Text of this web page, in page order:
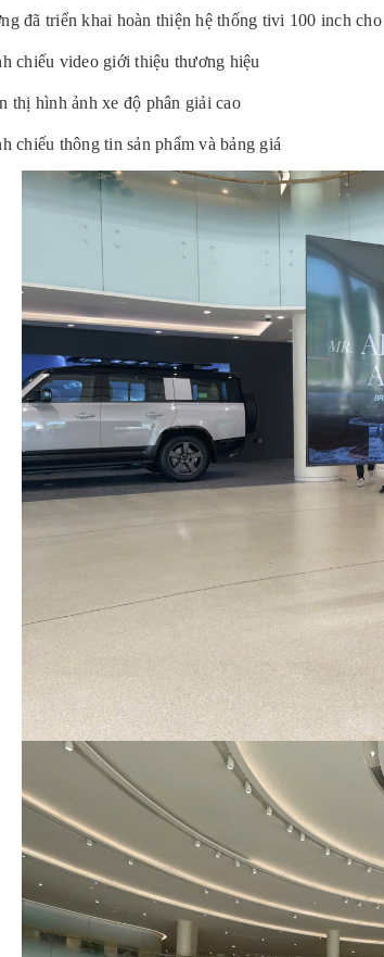
đã triển khai hoàn thiện hệ thống tivi 100 inch
chiếu video giới thiệu thương hiệu
thị hình ảnh xe độ phân giải cao
chiếu thông tin sản phẩm và bảng giá